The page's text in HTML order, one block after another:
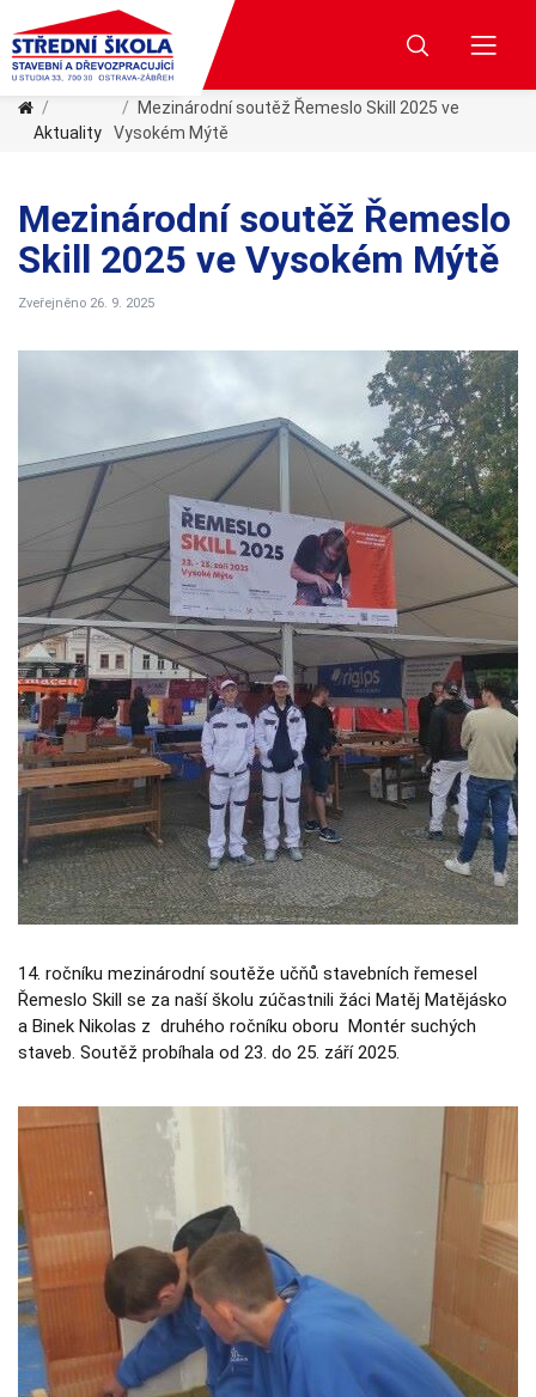
Aktuality
Mezinárodní soutěž Řemeslo Skill 2025 ve
Vysokém Mýtě
Mezinárodní soutěž Řemeslo
Skill 2025 ve Vysokém Mýtě
Zveřejněno 26. 9. 2025
14. ročníku mezinárodní soutěže učňů stavebních řemesel
Řemeslo Skill se za naší školu zúčastnili žáci Matěj Matějásko
a Binek Nikolas z druhého ročníku oboru Montér suchých
staveb. Soutěž probíhala od 23. do 25. září 2025.
Nezbytné
Tyto
soubory
cookie
nejsou
volitelné.
Jsou
nezbytné
pro
fungování
webových
stránek.
Statistiky
Abychom
mohli
zlepšovat
funkčnost a
webových
stránek na
základě
toho, jak se
webové
stránky
vaší návštěvě
co nejlépe.
Pokud tyto